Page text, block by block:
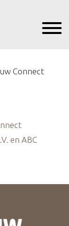
Toggle
Connect
en ABC